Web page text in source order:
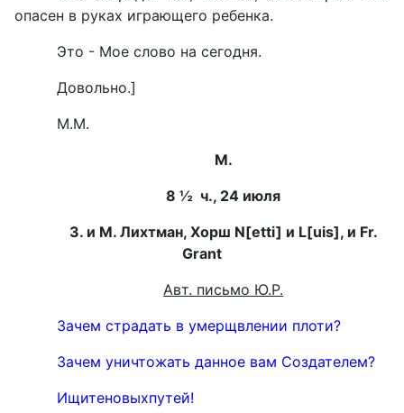
опасен в руках играющего ребенка.
Это - Мое слово на сегодня.
Довольно.]
M.M.
М.
8 ½ ч., 24 июля
З. и М. Лихтман, Хорш N[etti] и L[uis], и Fr.
Grant
Авт. письмо Ю.Р.
Зачем страдать в умерщвлении плоти?
Зачем уничтожать данное вам Создателем?
Ищитеновыхпутей!